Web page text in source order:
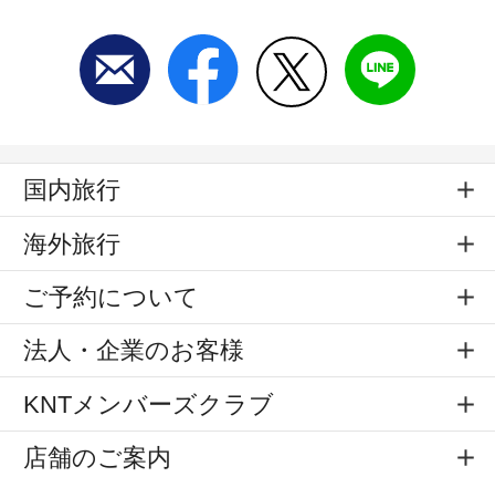
国内旅行
海外旅行
ご予約について
法人・企業のお客様
KNTメンバーズクラブ
店舗のご案内